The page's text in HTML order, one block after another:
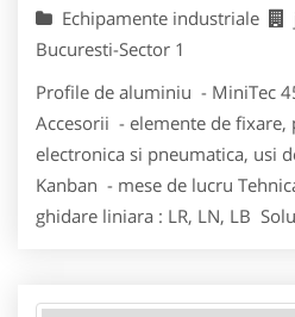
Echipamente industriale
Bucuresti-Sector 1
Profile de aluminiu - MiniTec
Accesorii - elemente de fixare,
electronica si pneumatica, usi
Kanban - mese de lucru
ghidare liniara : LR, LN, LB